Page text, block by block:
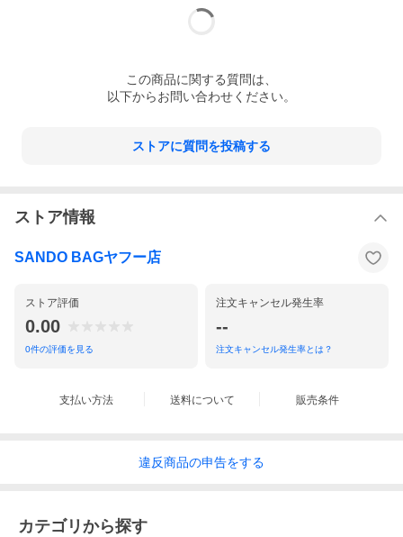
この商品に関する質問は、
以下からお問い合わせください。
ストアに質問を投稿する
ストア情報
SANDO BAGヤフー店
ストア評価
0.00
0件の評価を見る
注文キャンセル発生率
--
注文キャンセル発生率とは？
支払い方法 送料について 販売条件
違反商品の申告をする
カテゴリから探す